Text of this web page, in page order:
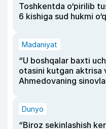
Toshkentda o‘pirilib
6 kishiga sud hukmi
Madaniyat
“U boshqalar baxti
otasini kutgan aktrisa
Ahmedovaning
Dunyo
“Biroz sekinlashish